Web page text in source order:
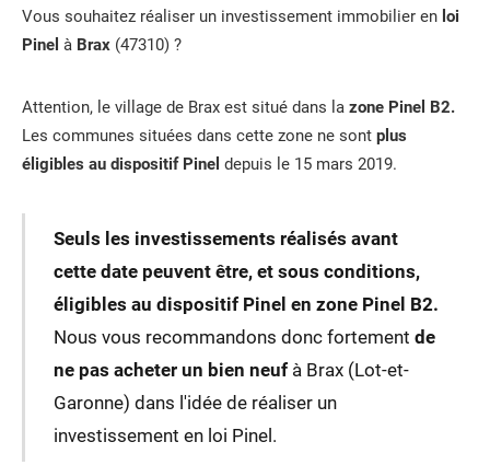
Vous souhaitez réaliser un investissement immobilier en loi
Pinel à Brax (47310) ?
Attention, le village de Brax est situé dans la zone Pinel B2.
Les communes situées dans cette zone ne sont plus
éligibles au dispositif Pinel depuis le 15 mars 2019.
Seuls les investissements réalisés avant
cette date peuvent être, et sous conditions,
éligibles au dispositif Pinel en zone Pinel B2.
Nous vous recommandons donc fortement de
ne pas acheter un bien neufà Brax (Lot-et-
Garonne) dans l'idée de réaliser un
investissement en loi Pinel.